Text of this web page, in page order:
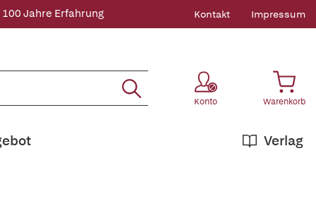
100 Jahre Erfahrung Kontakt Impressum
Konto Warenkorb
Verlag